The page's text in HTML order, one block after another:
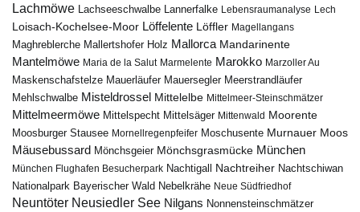
Lachmöwe Lachseeschwalbe Lannerfalke Lebensraumanalyse Lech
Loisach-Kochelsee-Moor Löffelente Löffler Magellangans
Maghreblerche Mallertshofer Holz Mallorca Mandarinente
Mantelmöwe Maria de la Salut Marmelente Marokko Marzoller Au
Maskenschafstelze Mauerläufer Mauersegler Meerstrandläufer
Mehlschwalbe Misteldrossel Mittelelbe Mittelmeer-Steinschmätzer
Mittelmeermöwe Mittelspecht Mittelsäger Mittenwald Moorente
Moosburger Stausee Mornellregenpfeifer Moschusente Murnauer Moos
Mäusebussard Mönchsgeier Mönchsgrasmücke München
München Flughafen Besucherpark Nachtigall Nachtreiher Nachtschiwan
Nationalpark Bayerischer Wald Nebelkrähe Neue Südfriedhof
Neuntöter Neusiedler See Nilgans Nonnensteinschmätzer